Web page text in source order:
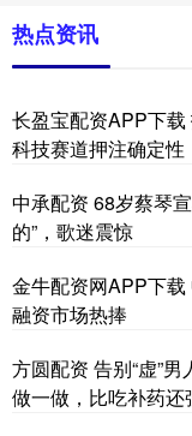
热点资讯
长盈宝配资APP下载
科技赛道押注确定性
中承配资 68岁蔡琴
的”，歌迷震惊
金牛配资网APP下
融资市场热捧
方圆配资 告别“虚”
做一做，比吃补药还